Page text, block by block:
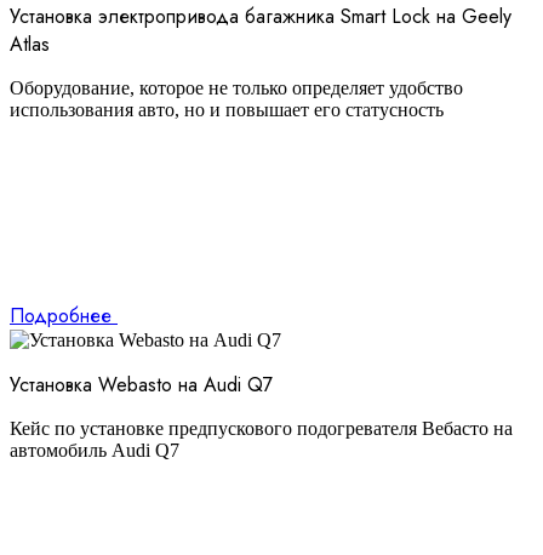
Установка электропривода багажника Smart Lock на Geely
Atlas
Оборудование, которое не только определяет удобство
использования авто, но и повышает его статусность
Подробнее
Установка Webasto на Audi Q7
Кейс по установке предпускового подогревателя Вебасто на
автомобиль Audi Q7